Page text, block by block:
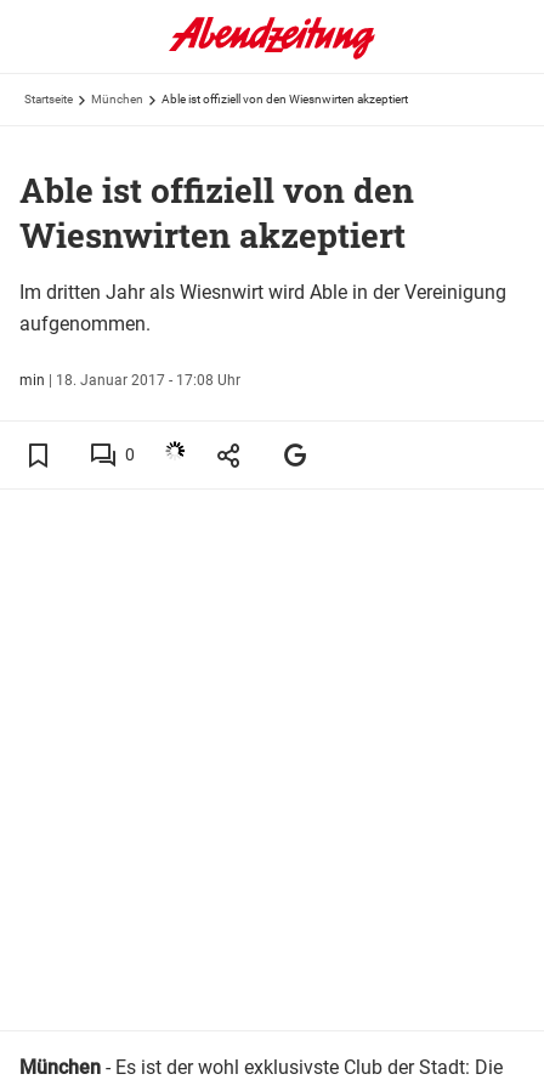
Startseite München Able ist offiziell von den Wiesnwirten akzeptiert
Able ist offiziell von den
Wiesnwirten akzeptiert
Im dritten Jahr als Wiesnwirt wird Able in der Vereinigung
aufgenommen.
min | 18. Januar 2017 - 17:08 Uhr
0
München - Es ist der wohl exklusivste Club der Stadt: Die